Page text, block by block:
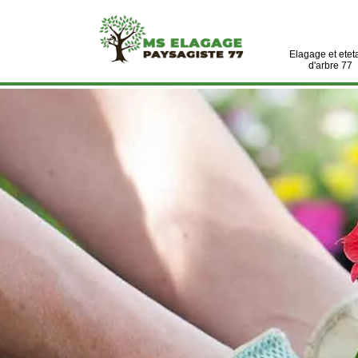
Elagage et
d'arbre 77